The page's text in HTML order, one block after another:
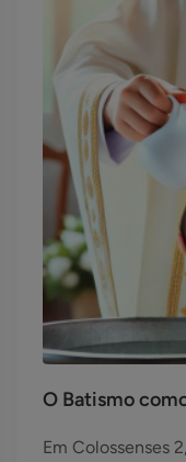
O Batismo
Em Colossenses